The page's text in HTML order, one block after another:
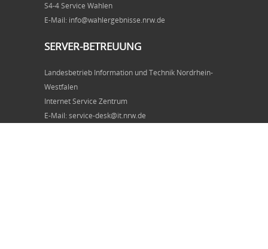
S4-4 Service Wahlen
E-Mail: info@wahlergebnisse.nrw.de
SERVER-BETREUUNG
Landesbetrieb Information und Technik Nordrhein-
Westfalen
Internet Service Zentrum
E-Mail: service-desk@it.nrw.de